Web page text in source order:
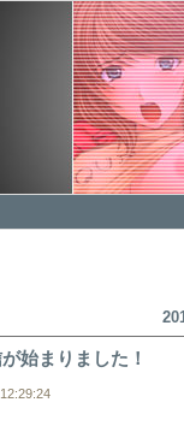
始まりました！